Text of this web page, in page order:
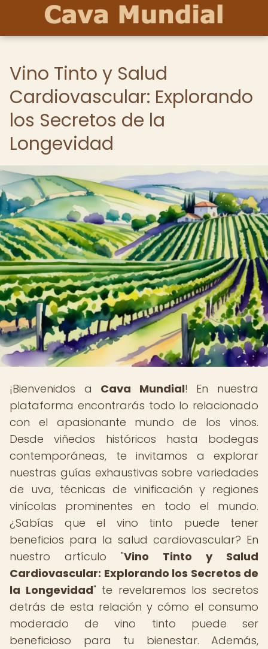
Vino Tinto y Salud
Cardiovascular: Explorando
los Secretos de la
Longevidad
¡Bienvenidos a Cava Mundial! En nuestra
plataforma encontrarás todo lo relacionado
con el apasionante mundo de los vinos.
Desde viñedos históricos hasta bodegas
contemporáneas, te invitamos a explorar
nuestras guías exhaustivas sobre variedades
de uva, técnicas de vinificación y regiones
vinícolas prominentes en todo el mundo.
¿Sabías que el vino tinto puede tener
beneficios para la salud cardiovascular? En
nuestro artículo "Vino Tinto y Salud
Cardiovascular: Explorando los Secretos de
la Longevidad" te revelaremos los secretos
detrás de esta relación y cómo el consumo
moderado de vino tinto puede ser
beneficioso para tu bienestar. Además,